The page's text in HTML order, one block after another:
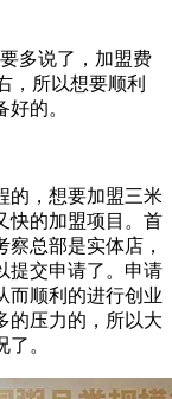
多说了，加盟费
，所以想要顺利
的。
，想要加盟三米
快的加盟项目。首
总部是实体店，
提交申请了。申请
而顺利的进行创业
的压力的，所以大
。